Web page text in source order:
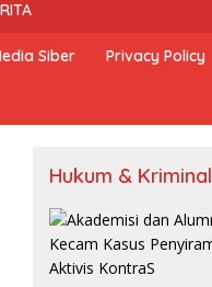
Siber Privacy Policy
Hukum & Kriminal